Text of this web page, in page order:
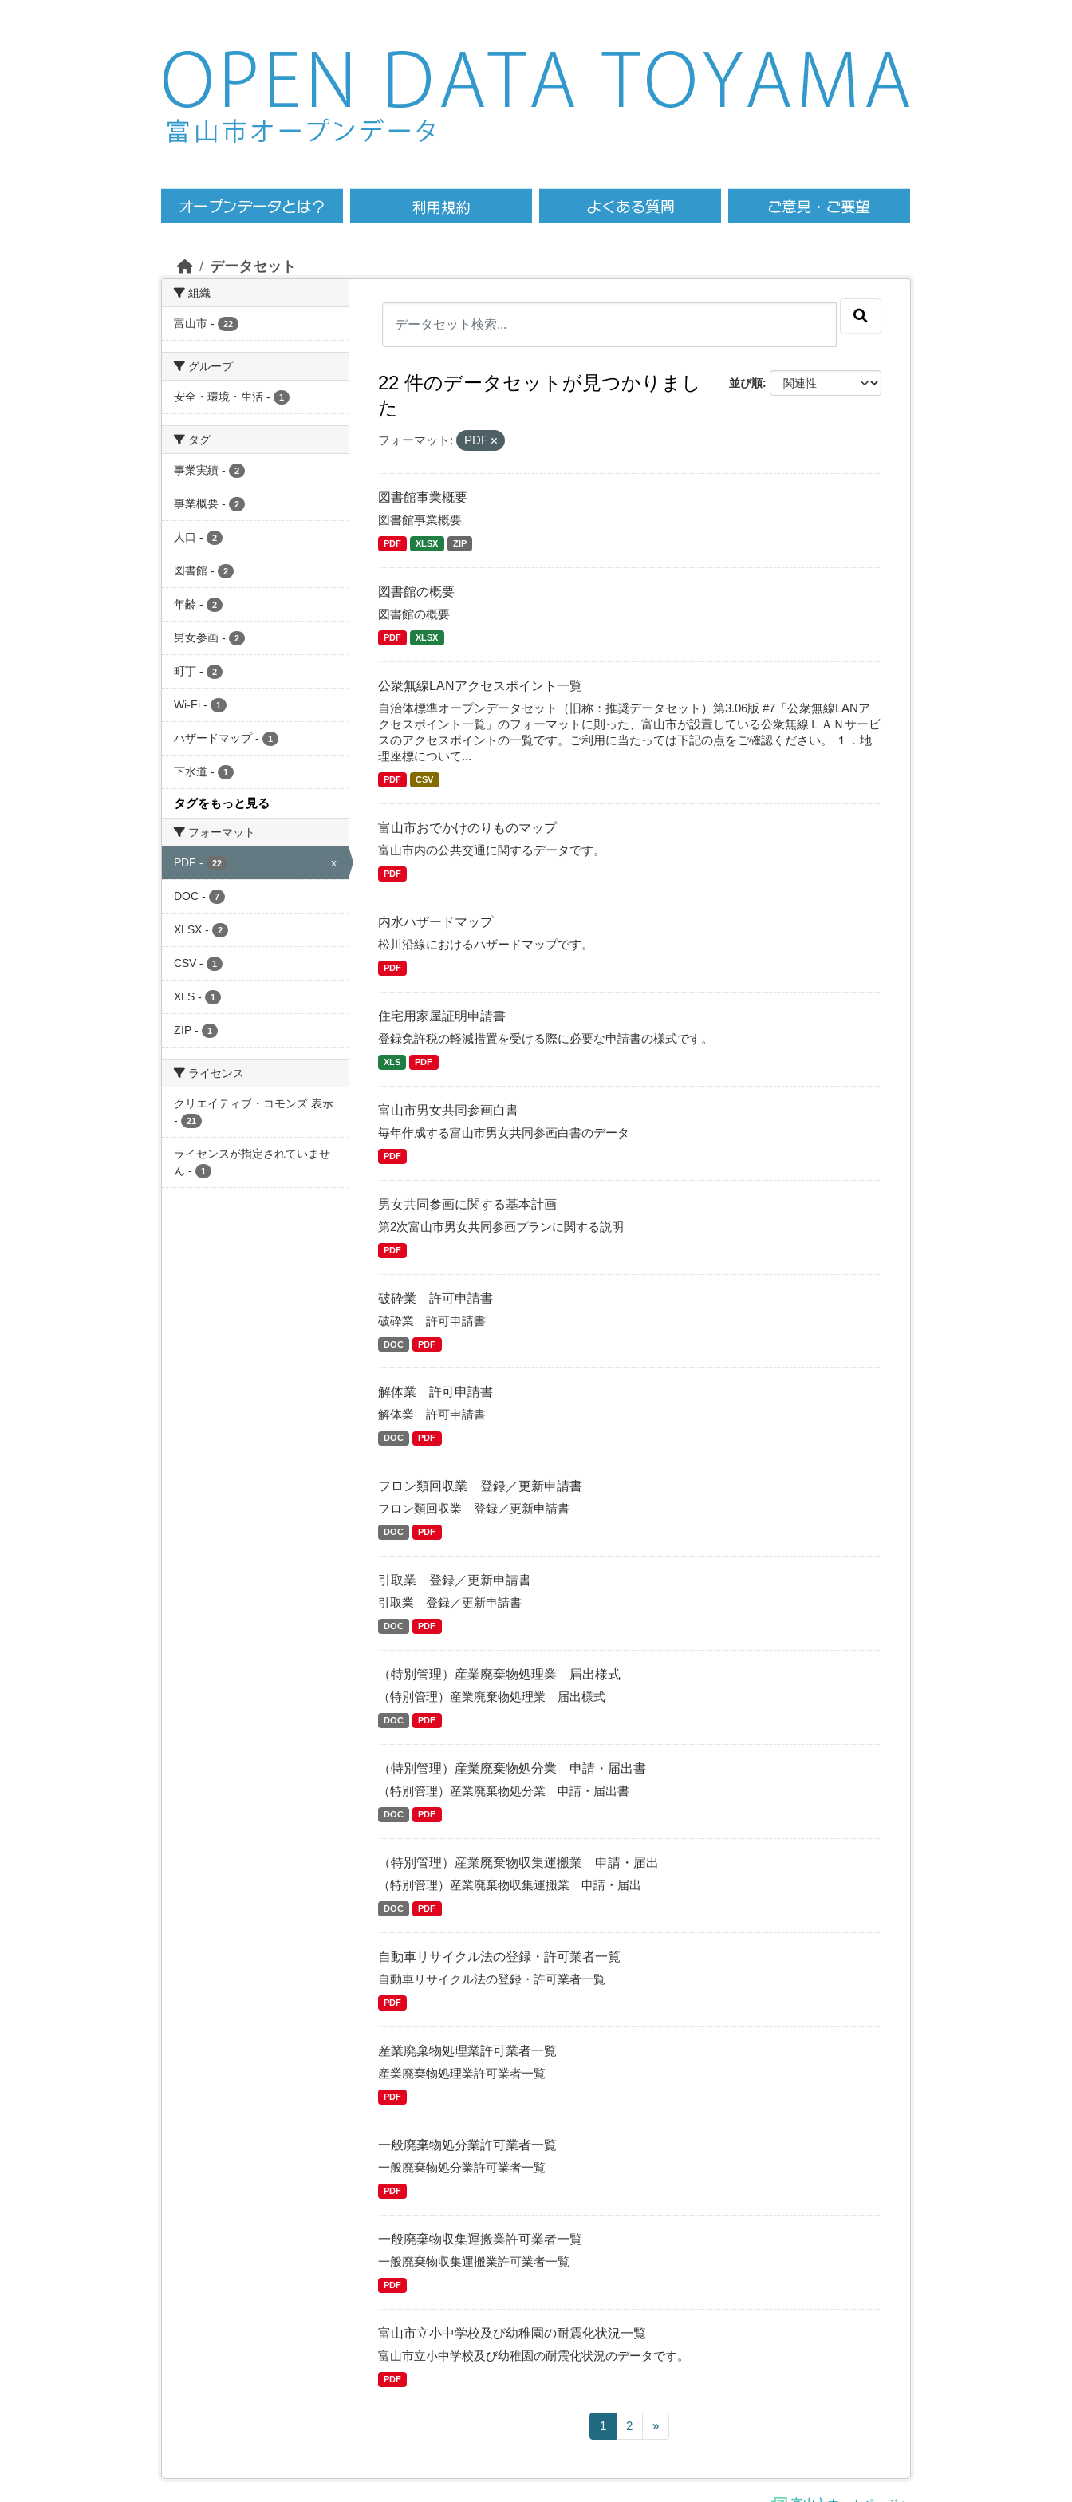
Skip to main content
データセット
組織
富山市 - 22
グループ
安全・環境・生活 - 1
タグ
事業実績 - 2
事業概要 - 2
人口 - 2
図書館 - 2
年齢 - 2
男女参画 - 2
町丁 - 2
Wi-Fi - 1
ハザードマップ - 1
下水道 - 1
タグをもっと見る
フォーマット
PDF - 22 x
DOC - 7
XLSX - 2
CSV - 1
XLS - 1
ZIP - 1
ライセンス
クリエイティブ・コモンズ 表示
-
21
ライセンスが指定されていませ
ん - 1
並び順
22 件のデータセットが見つかりまし
た
フォーマット: PDF
図書館事業概要
図書館事業概要
PDF XLSX ZIP
図書館の概要
図書館の概要
PDF XLSX
公衆無線LANアクセスポイント一覧
自治体標準オープンデータセット（旧称：推奨データセット）第3.06版 #7「公衆無線LANア
クセスポイント一覧」のフォーマットに則った、富山市が設置している公衆無線ＬＡＮサービ
スのアクセスポイントの一覧です。ご利用に当たっては下記の点をご確認ください。 １．地
理座標について...
PDF CSV
富山市おでかけのりものマップ
富山市内の公共交通に関するデータです。
PDF
内水ハザードマップ
松川沿線におけるハザードマップです。
PDF
住宅用家屋証明申請書
登録免許税の軽減措置を受ける際に必要な申請書の様式です。
XLS PDF
富山市男女共同参画白書
毎年作成する富山市男女共同参画白書のデータ
PDF
男女共同参画に関する基本計画
第2次富山市男女共同参画プランに関する説明
PDF
破砕業 許可申請書
破砕業 許可申請書
DOC PDF
解体業 許可申請書
解体業 許可申請書
DOC PDF
フロン類回収業 登録／更新申請書
フロン類回収業 登録／更新申請書
DOC PDF
引取業 登録／更新申請書
引取業 登録／更新申請書
DOC PDF
（特別管理）産業廃棄物処理業 届出様式
（特別管理）産業廃棄物処理業 届出様式
DOC PDF
（特別管理）産業廃棄物処分業 申請・届出書
（特別管理）産業廃棄物処分業 申請・届出書
DOC PDF
（特別管理）産業廃棄物収集運搬業 申請・届出
（特別管理）産業廃棄物収集運搬業 申請・届出
DOC PDF
自動車リサイクル法の登録・許可業者一覧
自動車リサイクル法の登録・許可業者一覧
PDF
産業廃棄物処理業許可業者一覧
産業廃棄物処理業許可業者一覧
PDF
一般廃棄物処分業許可業者一覧
一般廃棄物処分業許可業者一覧
PDF
一般廃棄物収集運搬業許可業者一覧
一般廃棄物収集運搬業許可業者一覧
PDF
富山市立小中学校及び幼稚園の耐震化状況一覧
富山市立小中学校及び幼稚園の耐震化状況のデータです。
PDF
1 2 »